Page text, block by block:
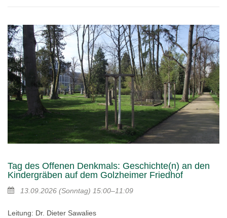
Tag des Offenen Denkmals: Geschichte(n) an den
Kindergräben auf dem Golzheimer Friedhof
13.09.2026 (Sonntag) 15:00–11:09
Leitung: Dr. Dieter Sawalies